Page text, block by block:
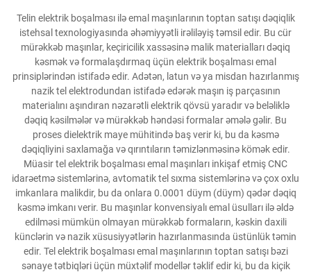
Telin elektrik boşalması ilə emal maşınlarının toptan satışı dəqiqlik
istehsal texnologiyasında əhəmiyyətli irəliləyiş təmsil edir. Bu cür
mürəkkəb maşınlar, keçiricilik xassəsinə malik materialları dəqiq
kəsmək və formalaşdırmaq üçün elektrik boşalması emal
prinsiplərindən istifadə edir. Adətən, latun və ya misdan hazırlanmış
nazik tel elektrodundan istifadə edərək maşın iş parçasının
materialını aşındıran nəzarətli elektrik qövsü yaradır və beləliklə
dəqiq kəsilmələr və mürəkkəb həndəsi formalar əmələ gəlir. Bu
proses dielektrik maye mühitində baş verir ki, bu da kəsmə
dəqiqliyini saxlamağa və qırıntıların təmizlənməsinə kömək edir.
Müasir tel elektrik boşalması emal maşınları inkişaf etmiş CNC
idarəetmə sistemlərinə, avtomatik tel sıxma sistemlərinə və çox oxlu
imkanlara malikdir, bu da onlara 0.0001 düym (düym) qədər dəqiq
kəsmə imkanı verir. Bu maşınlar konvensiyalı emal üsulları ilə əldə
edilməsi mümkün olmayan mürəkkəb formaların, kəskin daxili
künclərin və nazik xüsusiyyətlərin hazırlanmasında üstünlük təmin
edir. Tel elektrik boşalması emal maşınlarının toptan satışı bəzi
sənaye tətbiqləri üçün müxtəlif modellər təklif edir ki, bu da kiçik